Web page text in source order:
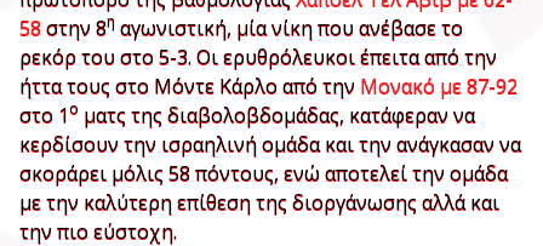
58 στην 8η αγωνιστική, μία νίκη που ανέβασε το
ρεκόρ του στο 5-3. Οι ερυθρόλευκοι έπειτα από την
ήττα τους στο Μόντε Κάρλο από την Μονακό με 87-92
στο 1ο ματς της διαβολοβδομάδας, κατάφεραν να
κερδίσουν την ισραηλινή ομάδα και την ανάγκασαν να
σκοράρει μόλις 58 πόντους, ενώ αποτελεί την ομάδα
με την καλύτερη επίθεση της διοργάνωσης αλλά και
την πιο εύστοχη.